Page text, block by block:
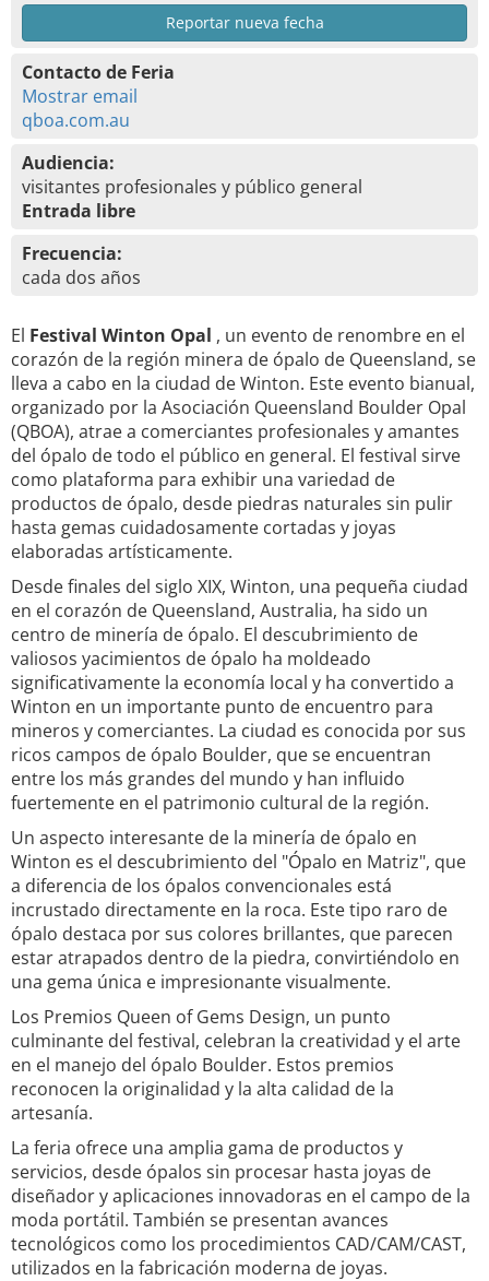
Reportar nueva fecha
Contacto de Feria
Mostrar email
qboa.com.au
Audiencia:
visitantes profesionales y público general
Entrada libre
Frecuencia:
cada dos años
El Festival Winton Opal , un evento de renombre en el
corazón de la región minera de ópalo de Queensland, se
lleva a cabo en la ciudad de Winton. Este evento bianual,
organizado por la Asociación Queensland Boulder Opal
(QBOA), atrae a comerciantes profesionales y amantes
del ópalo de todo el público en general. El festival sirve
como plataforma para exhibir una variedad de
productos de ópalo, desde piedras naturales sin pulir
hasta gemas cuidadosamente cortadas y joyas
elaboradas artísticamente.
Desde finales del siglo XIX, Winton, una pequeña ciudad
en el corazón de Queensland, Australia, ha sido un
centro de minería de ópalo. El descubrimiento de
valiosos yacimientos de ópalo ha moldeado
significativamente la economía local y ha convertido a
Winton en un importante punto de encuentro para
mineros y comerciantes. La ciudad es conocida por sus
ricos campos de ópalo Boulder, que se encuentran
entre los más grandes del mundo y han influido
fuertemente en el patrimonio cultural de la región.
Un aspecto interesante de la minería de ópalo en
Winton es el descubrimiento del "Ópalo en Matriz", que
a diferencia de los ópalos convencionales está
incrustado directamente en la roca. Este tipo raro de
ópalo destaca por sus colores brillantes, que parecen
estar atrapados dentro de la piedra, convirtiéndolo en
una gema única e impresionante visualmente.
Los Premios Queen of Gems Design, un punto
culminante del festival, celebran la creatividad y el arte
en el manejo del ópalo Boulder. Estos premios
reconocen la originalidad y la alta calidad de la
artesanía.
La feria ofrece una amplia gama de productos y
servicios, desde ópalos sin procesar hasta joyas de
diseñador y aplicaciones innovadoras en el campo de la
moda portátil. También se presentan avances
tecnológicos como los procedimientos CAD/CAM/CAST,
utilizados en la fabricación moderna de joyas.